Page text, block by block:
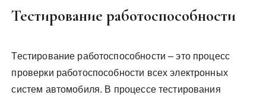
Тестирование работоспособности
Тестирование работоспособности – это процесс
проверки работоспособности всех электронных
систем автомобиля. В процессе тестирования